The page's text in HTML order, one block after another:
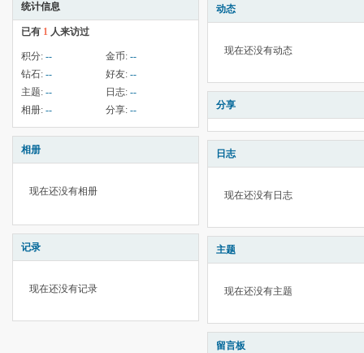
统计信息
已有 1 人来访过
积分: -- 金币: --
钻石: -- 好友: --
主题: -- 日志: --
相册: -- 分享: --
相册
现在还没有相册
记录
现在还没有记录
动态
现在还没有动态
分享
日志
现在还没有日志
主题
现在还没有主题
留言板